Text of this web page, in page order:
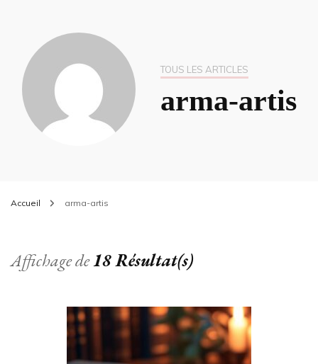
TOUS LES ARTICLES
arma-artis
Accueil arma-artis
Affichage de18 Résultat(s)